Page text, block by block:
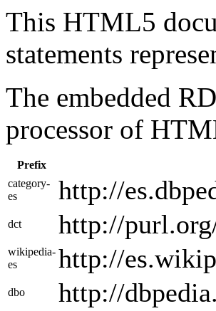
This HTML5
statements
The embedded
processor of
Prefix
category-
es
http://
dct http://
wikipedia-
es
http://
dbo http://